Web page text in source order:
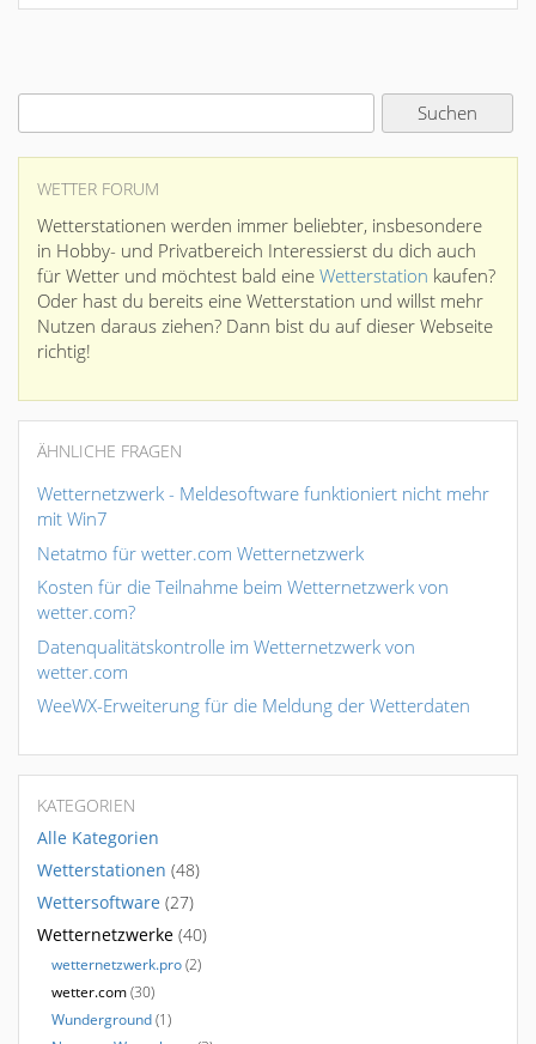
WETTER FORUM
Wetterstationen werden immer beliebter, insbesondere
in Hobby- und Privatbereich Interessierst du dich auch
für Wetter und möchtest bald eine Wetterstation kaufen?
Oder hast du bereits eine Wetterstation und willst mehr
Nutzen daraus ziehen? Dann bist du auf dieser Webseite
richtig!
ÄHNLICHE FRAGEN
Wetternetzwerk - Meldesoftware funktioniert nicht mehr
mit Win7
Netatmo für wetter.com Wetternetzwerk
Kosten für die Teilnahme beim Wetternetzwerk von
wetter.com?
Datenqualitätskontrolle im Wetternetzwerk von
wetter.com
WeeWX-Erweiterung für die Meldung der Wetterdaten
KATEGORIEN
Alle Kategorien
Wetterstationen (48)
Wettersoftware (27)
Wetternetzwerke (40)
wetternetzwerk.pro(2)
wetter.com(30)
Wunderground(1)